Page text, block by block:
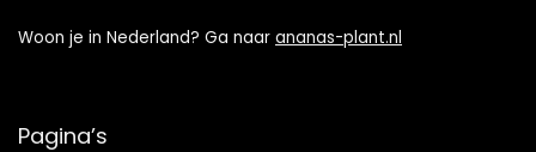
Woon je in Nederland? Ga naar ananas-plant.nl
Pagina’s